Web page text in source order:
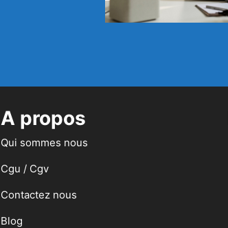
A propos
Qui sommes nous
Cgu / Cgv
Contactez nous
Blog